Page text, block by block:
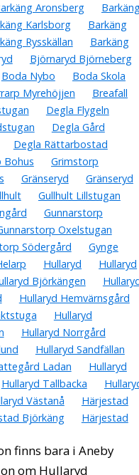
Aronsberg
Karlsborg
Barkäng
Rysskällan
Barkäng
Björnaryd Björneberg
Boda Nybo
Boda Skola
Myrehöjjen
Breafall
Degla Flygeln
Degla Gård
Degla Rättarbostad
Bohus
Grimstorp
Gränseryd
Gränseryd
Gullhult Lillstugan
Gunnarstorp
Oxelstugan
Södergård
Gynge
Hullaryd
Hullaryd
Björkängen
Hullaryd Hemvärnsgård
Hullaryd
Hullaryd Norrgård
Hullaryd Sandfällan
Ladan
Hullaryd
Hullaryd Tallbacka
Västanå
Härjestad
Björkäng
Härjestad
finns bara i Aneby
om Hullaryd